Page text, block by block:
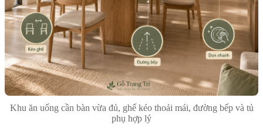
Khu ăn uống cần bàn vừa đủ, ghế kéo thoải mái, đường bếp và tủ
phụ hợp lý